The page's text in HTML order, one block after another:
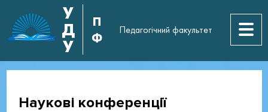
У
Д
У
П
Ф
Педагогічний факультет
Наукові конференції